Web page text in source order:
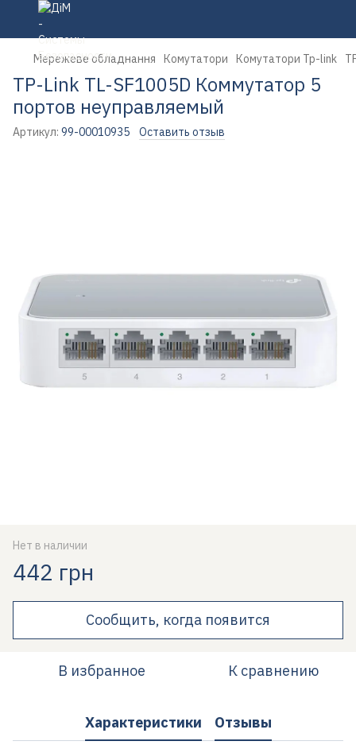
Мережеве обладнання Комутатори Комутатори Tp-link
TP-Link TL-SF1005D Коммутатор 5
портов неуправляемый
Артикул: 99-00010935 Оставить отзыв
Нет в наличии
442 грн
Сообщить, когда появится
В избранное К сравнению
Характеристики Отзывы